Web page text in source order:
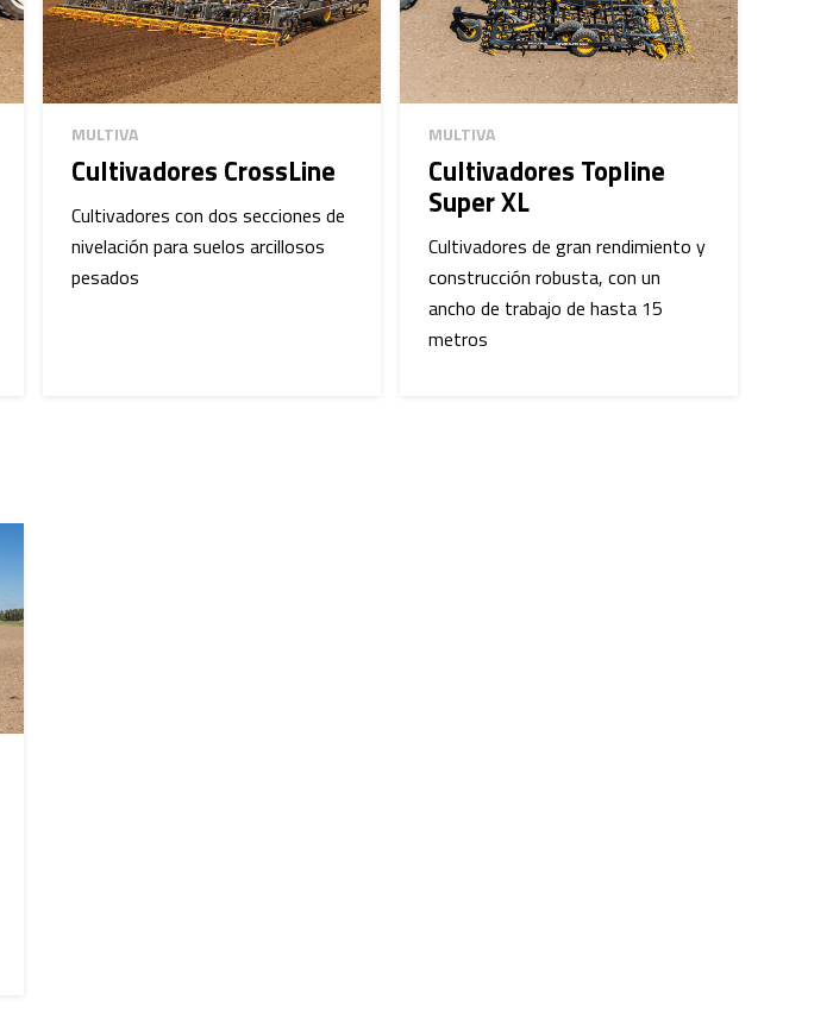
MULTIVA
Cultivadores CrossLine
Cultivadores con dos secciones de
nivelación para suelos arcillosos
pesados
MULTIVA
Cultivadores Topline
Super XL
Cultivadores de gran rendimiento y
construcción robusta, con un
ancho de trabajo de hasta 15
metros